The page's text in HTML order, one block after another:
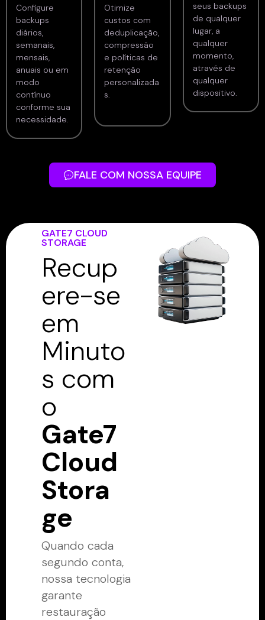
Configure
backups
diários,
semanais,
mensais,
anuais ou em
modo
contínuo
conforme sua
necessidade.
Otimize
custos com
deduplicação,
compressão
e políticas de
retenção
personalizada
s.
seus backups
de qualquer
lugar, a
qualquer
momento,
através de
qualquer
dispositivo.
FALE COM NOSSA EQUIPE
GATE7 CLOUD
STORAGE
Recup
ere-se
em
Minuto
s com
o
Gate7
Cloud
Stora
ge
Quando cada
segundo conta,
nossa tecnologia
garante
restauração